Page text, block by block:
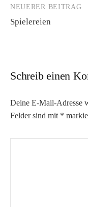
NEUERER BEITRAG
Spielereien
Schreib einen
Deine E-Mail-Adresse
Felder sind mit *